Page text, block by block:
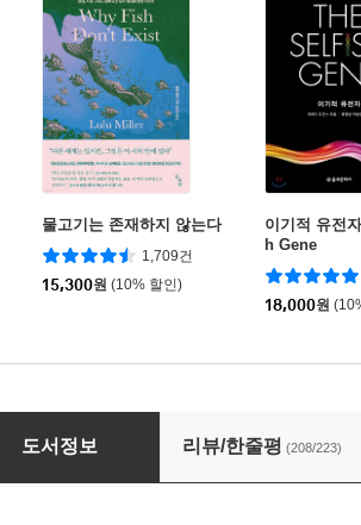
물고기는 존재하지 않는다
1,709건
15,300원 (10% 할인)
이기적 유전
h Gene
18,000원
것이 살아남는다
도서정보 리뷰/한줄평 (208/223)